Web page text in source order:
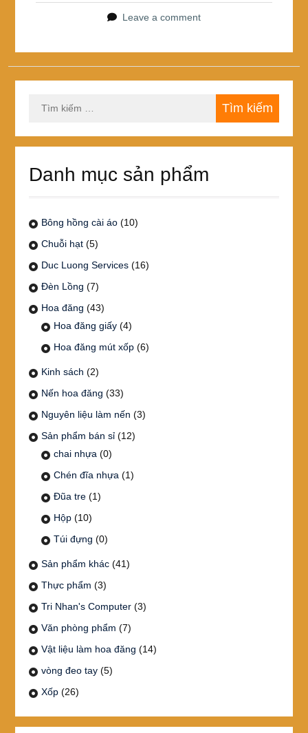
Leave a comment
kiếm
Danh mục sản phẩm
Bông hồng cài áo (10)
Chuỗi hạt (5)
Duc Luong Services (16)
Đèn Lồng (7)
Hoa đăng (43)
Hoa đăng giấy (4)
Hoa đăng mút xốp (6)
Kinh sách (2)
Nến hoa đăng (33)
Nguyên liệu làm nến (3)
Sản phẩm bán sỉ (12)
chai nhựa (0)
Chén đĩa nhựa (1)
Đũa tre (1)
Hộp (10)
Túi đựng (0)
Sản phẩm khác (41)
Thực phẩm (3)
Tri Nhan's Computer (3)
Văn phòng phẩm (7)
Vật liệu làm hoa đăng (14)
vòng đeo tay (5)
Xốp (26)